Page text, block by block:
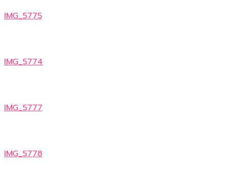
IMG_5775
IMG_5774
IMG_5777
IMG_5778